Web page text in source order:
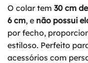
O colar tem 30 cm
6 cm, e não possui
por fecho,
estiloso. Perfeito
acessórios com